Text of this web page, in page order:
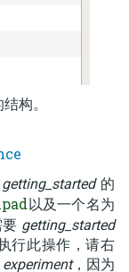
构。
getting_started的
以及一个名为
getting_started
行此操作，请右
experiment，因为